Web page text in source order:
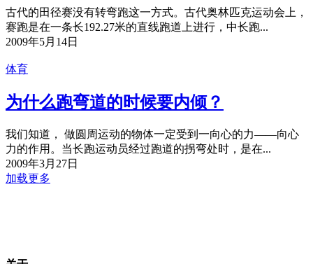
古代的田径赛没有转弯跑这一方式。古代奥林匹克运动会上，
赛跑是在一条长192.27米的直线跑道上进行，中长跑...
2009年5月14日
体育
为什么跑弯道的时候要内倾？
我们知道， 做圆周运动的物体一定受到一向心的力——向心
力的作用。当长跑运动员经过跑道的拐弯处时，是在...
2009年3月27日
加载更多